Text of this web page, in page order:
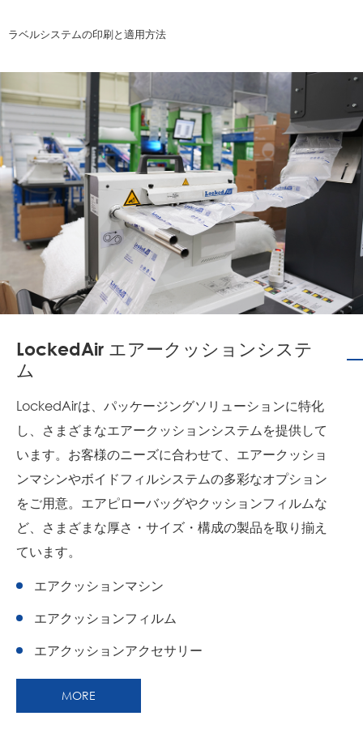
ラベルシステムの印刷と適用方法
LockedAir エアークッションシステ
ム
LockedAirは、パッケージングソリューションに特化
し、さまざまなエアークッションシステムを提供して
います。お客様のニーズに合わせて、エアークッショ
ンマシンやボイドフィルシステムの多彩なオプション
をご用意。エアピローバッグやクッションフィルムな
ど、さまざまな厚さ・サイズ・構成の製品を取り揃え
ています。
エアクッションマシン
エアクッションフィルム
エアクッションアクセサリー
MORE